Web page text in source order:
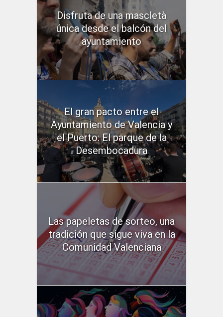
Disfruta de una mascletà
única desde el balcón del
ayuntamiento
El gran pacto entre el
Ayuntamiento de Valencia y
el Puerto: El parque de la
Desembocadura
Las papeletas de sorteo, una
tradición que sigue viva en la
Comunidad Valenciana